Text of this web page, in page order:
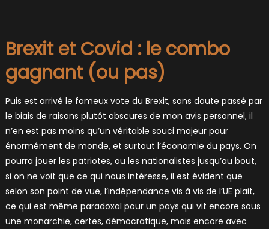
Brexit et Covid : le combo
gagnant (ou pas)
Puis est arrivé le fameux vote du Brexit, sans doute passé par
le biais de raisons plutôt obscures de mon avis personnel, il
n’en est pas moins qu’un véritable souci majeur pour
énormément de monde, et surtout l’économie du pays. On
pourra jouer les patriotes, ou les nationalistes jusqu’au bout,
si on ne voit que ce qui nous intéresse, il est évident que
selon son point de vue, l’indépendance vis à vis de l’UE plait,
ce qui est même paradoxal pour un pays qui vit encore sous
une monarchie, certes, démocratique, mais encore avec